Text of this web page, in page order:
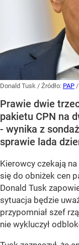
Donald Tusk / Źródło: PAP /
Prawie dwie
pakietu CPN na
- wynika z
sprawie lada
Kierowcy czekają
się do obniżek cen
Donald Tusk
sytuacja będzie
przypomniał szef
nie wykluczył